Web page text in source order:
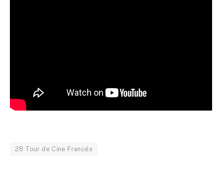
28 Tour de Cine Francés